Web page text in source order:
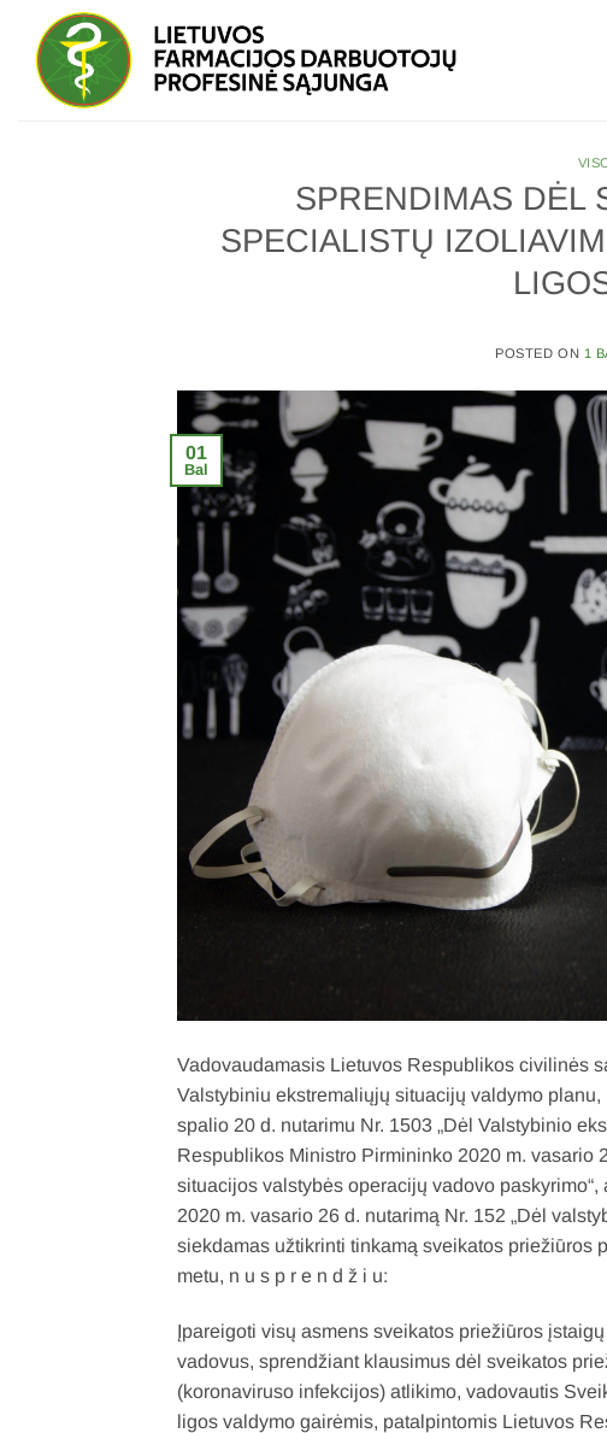
content
SPRENDIMAS DĖL
SPECIALISTŲ
POSTED ON 1
01
Bal
Vadovaudamasis Lietuvos Respublikos civilinės
Valstybiniu ekstremaliųjų situacijų valdymo
spalio 20 d. nutarimu Nr. 1503 „Dėl Valstybinio
Respublikos Ministro Pirmininko 2020 m. vasario
situacijos valstybės operacijų vadovo
2020 m. vasario 26 d. nutarimą Nr. 152 „Dėl
siekdamas užtikrinti tinkamą sveikatos priežiūros
metu, n u s p r e n d ž i u:
Įpareigoti visų asmens sveikatos priežiūros
vadovus, sprendžiant klausimus dėl sveikatos
(koronaviruso infekcijos) atlikimo, vadovautis
ligos valdymo gairėmis, patalpintomis Lietuvos